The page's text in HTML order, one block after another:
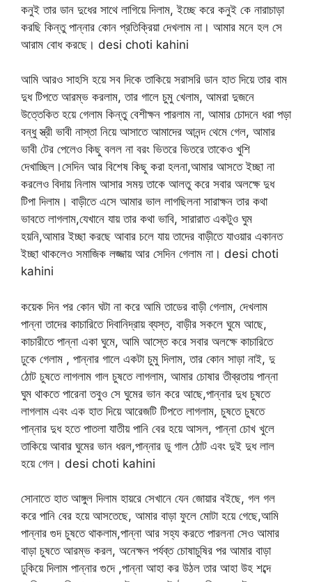
কনুই তার ডান দুধের সাথে লাগিয়ে দিলাম, ইচ্ছে করে কনুই কে নারাচাড়া
করছি কিন্তু পান্নার কোন প্রতিক্রিয়া দেখলাম না। আমার মনে হল সে
আরাম বোধ করছে। desi choti kahini
আমি আরও সাহসি হয়ে সব দিকে তাকিয়ে সরাসরি ডান হাত দিয়ে তার বাম
দুধ টিপতে আরম্ভ করলাম, তার গালে চুমু খেলাম, আমরা দুজনে
উত্তেকিত হয়ে গেলাম কিন্তু বেশীক্ষন পারলাম না, আমার চোদনে ধরা পড়া
বন্ধু স্ত্রী ভাবী নাস্তা নিয়ে আসাতে আমাদের আনন্দ থেমে গেল, আমার
ভাবী টের পেলেও কিছু বলল না বরং ভিতরে ভিতরে তাকেও খুশি
দেখাচ্ছিল।সেদিন আর বিশেষ কিছু করা হলনা,আমার আসতে ইচ্ছা না
করলেও বিদায় নিলাম আসার সময় তাকে আলতু করে সবার অলক্ষে দুধ
টিপা দিলাম। বাড়ীতে এসে আমার ভাল লাগছিলনা সারাক্ষন তার কথা
ভাবতে লাগলাম,যেখানে যায় তার কথা ভাবি, সারারাত একটুও ঘুম
হয়নি,আমার ইচ্ছা করছে আবার চলে যায় তাদের বাড়ীতে যাওয়ার একানত
ইচ্ছা থাকলেও সমাজিক লজ্জায় আর সেদিন গেলাম না। desi choti
kahini
কয়েক দিন পর কোন ঘটা না করে আমি তাডের বাড়ী গেলাম, দেখলাম
পান্না তাদের কাচারিতে দিবানিদ্রায় ব্যস্ত, বাড়ীর সকলে ঘুমে আছে,
কাচারীতে পান্না একা ঘুমে, আমি আস্তে করে সবার অলক্ষে কাচারিতে
ঢুকে গেলাম , পান্নার গালে একটা চুমু দিলাম, তার কোন সাড়া নাই, দু
ঠোট চুষতে লাগলাম গাল চুষতে লাগলাম, আমার চোষার তীব্রতায় পান্না
ঘুম থাকতে পারেনা তবুও সে ঘুমের ভান করে আছে,পান্নার দুধ চুষতে
লাগলাম এবং এক হাত দিয়ে আরেজটি টিপতে লাগলাম, চুষতে চুষতে
পান্নার দুধ হতে পাতলা যাতীয় পানি বের হয়ে আসল, পান্না চোখ খুলে
তাকিয়ে আবার ঘুমের ভান ধরল,পান্নার ডু গাল ঠোট এবং দুই দুধ লাল
হয়ে গেল। desi choti kahini
সোনাতে হাত আঙ্গুল দিলাম হায়রে সেখানে যেন জোয়ার বইছে, গল গল
করে পানি বের হয়ে আসতেছে, আমার বাড়া ফুলে মোটা হয়ে গেছে,আমি
পান্নার গুদ চুষতে থাকলাম,পান্না আর সহ্য করতে পারলনা সেও আমার
বাড়া চুষতে আরম্ভ করল, অনেক্ষন পর্যব্ত চোষাচুষির পর আমার বাড়া
ঢুকিয়ে দিলাম পান্নার গুদে ,পান্না আহা কর উঠল তার আহা উহ শব্দে